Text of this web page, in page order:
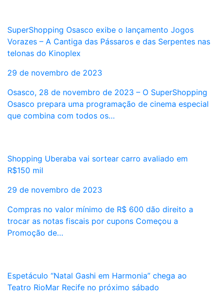
SuperShopping Osasco exibe o lançamento Jogos
Vorazes – A Cantiga das Pássaros e das Serpentes nas
telonas do Kinoplex
29 de novembro de 2023
Osasco, 28 de novembro de 2023 – O SuperShopping
Osasco prepara uma programação de cinema especial
que combina com todos os…
Shopping Uberaba vai sortear carro avaliado em
R$150 mil
29 de novembro de 2023
Compras no valor mínimo de R$ 600 dão direito a
trocar as notas fiscais por cupons Começou a
Promoção de…
Espetáculo “Natal Gashi em Harmonia” chega ao
Teatro RioMar Recife no próximo sábado